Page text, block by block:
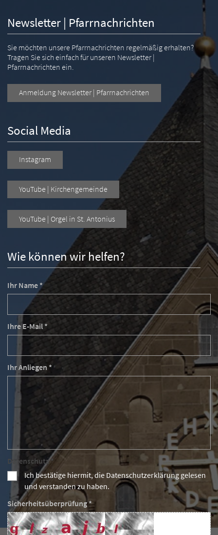
Wie können wir helfen?
Ihr Name *
Ihre E-Mail *
Ihr Anliegen *
Datenschutz *
Ich bestätige hiermit, die Datenschutzerklärung gelesen
und verstanden zu haben.
Sicherheitsüberprüfung *
Newsletter | Pfarrnachrichten
Sie möchten unsere Pfarrnachrichten regelmäßig erhalten?
Tragen Sie sich einfach für unseren Newsletter |
Pfarrnachrichten ein.
Anmeldung Newsletter | Pfarrnachrichten
Social Media
Instagram
YouTube | Kirchengemeinde
YouTube | Orgel in St. Antonius